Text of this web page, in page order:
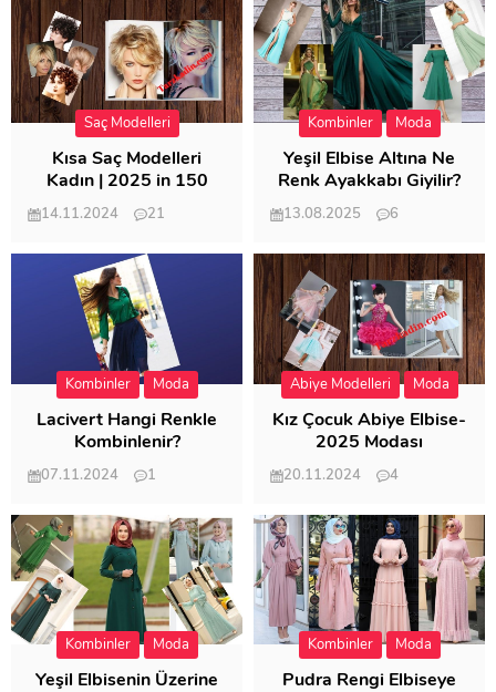
Saç Modelleri
Kısa Saç Modelleri
Kadın | 2025 in 150
Modeli
14.11.2024
21
Kombinler Moda
Yeşil Elbise Altına Ne
Renk Ayakkabı Giyilir?
13.08.2025
6
Kombinler Moda
Lacivert Hangi Renkle
Kombinlenir?
07.11.2024
1
Abiye Modelleri Moda
Kız Çocuk Abiye Elbise-
2025 Modası
20.11.2024
4
Kombinler Moda
Yeşil Elbisenin Üzerine
Kombinler Moda
Pudra Rengi Elbiseye